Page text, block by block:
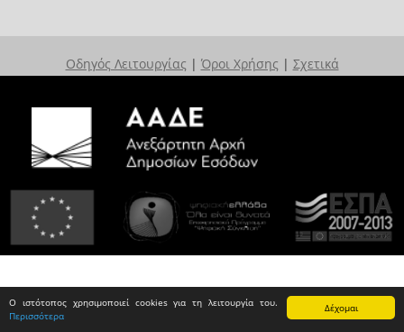
Δέχομαι
Ο ιστότοπος χρησιμοποιεί cookies για τη λειτουργία του.
Περισσότερα
Οδηγός Λειτουργίας | Όροι Χρήσης | Σχετικά